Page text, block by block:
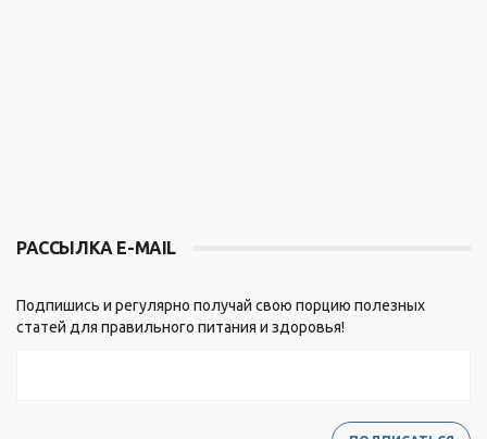
РАССЫЛКА E-MAIL
Подпишись и регулярно получай свою порцию полезных
статей для правильного питания и здоровья!